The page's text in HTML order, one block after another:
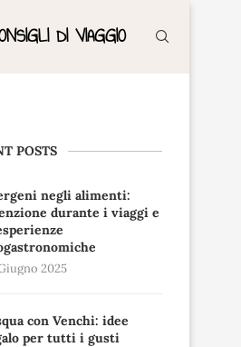
DI VIAGGIO
POSTS
negli alimenti:
durante i viaggi e
2025
con Venchi: idee
per tutti i gusti